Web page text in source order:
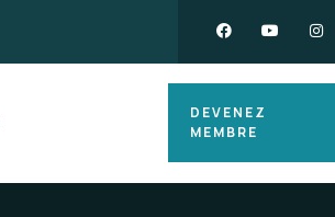
DEVENEZ
MEMBRE